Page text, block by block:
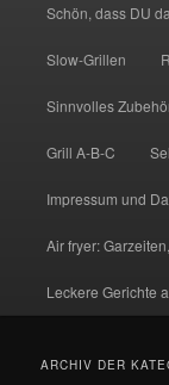
Schön, dass DU
Slow-Grillen
Sinnvolles
Grill A-B-C
Impressum und
Air fryer:
Leckere Gerichte
ARCHIV DER